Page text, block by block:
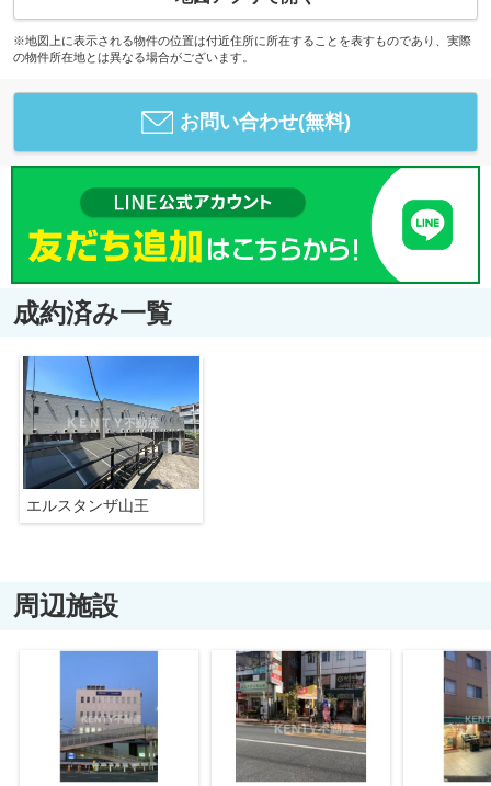
※地図上に表示される物件の位置は付近住所に所在することを表すものであり、実際
の物件所在地とは異なる場合がございます。
お問い合わせ(無料)
成約済み一覧
エルスタンザ山王
周辺施設